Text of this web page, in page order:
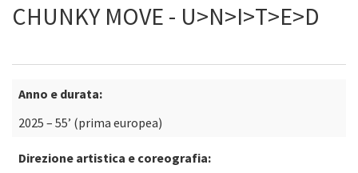
CHUNKY MOVE - U>N>I>T>E>D
Anno e durata:
2025 – 55’ (prima europea)
Direzione artistica e coreografia: